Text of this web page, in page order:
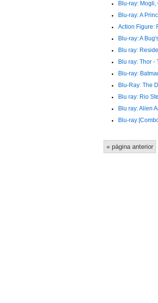
Blu-ray:
Blu-ray: A
Action Figure:
Blu-ray: A
Blu ray:
Blu ray: Thor -
Blu-ray:
Blu-Ray: The
Blu ray: Rio
Blu ray: Alien
Blu-ray
« página anterior